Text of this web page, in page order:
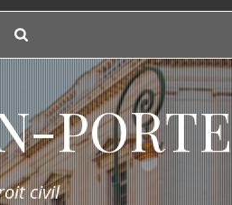
PORTE
civil